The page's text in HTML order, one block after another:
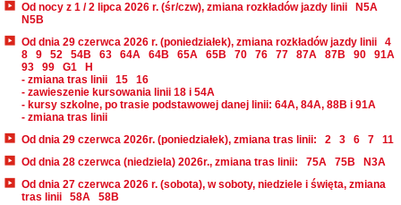
Od nocy z 1 / 2 lipca 2026 r. (śr/czw), zmiana rozkładów jazdy linii
N5A
N5B
Od dnia 29 czerwca 2026 r. (poniedziałek), zmiana rozkładów jazdy linii
4
8
9 52 54B 63 64A 64B 65A 65B 70 76 77 87A 87B 90
91A
93
99 G1
H
- zmiana tras linii
15
16
- zawieszenie kursowania linii 18 i 54A
- kursy szkolne, po trasie podstawowej danej linii: 64A, 84A, 88B i 91A
- zmiana tras linii
Od dnia 29 czerwca 2026r. (poniedziałek), zmiana tras linii:
2 3 6 7
11
Od dnia 28 czerwca (niedziela) 2026r., zmiana tras linii:
75A 75B
N3A
Od dnia 27 czerwca 2026 r. (sobota), w soboty, niedziele i święta, zmiana
tras linii
58A
58B